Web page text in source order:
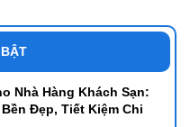
Nhà Hàng Khách Sạn:
Đẹp, Tiết Kiệm Chi